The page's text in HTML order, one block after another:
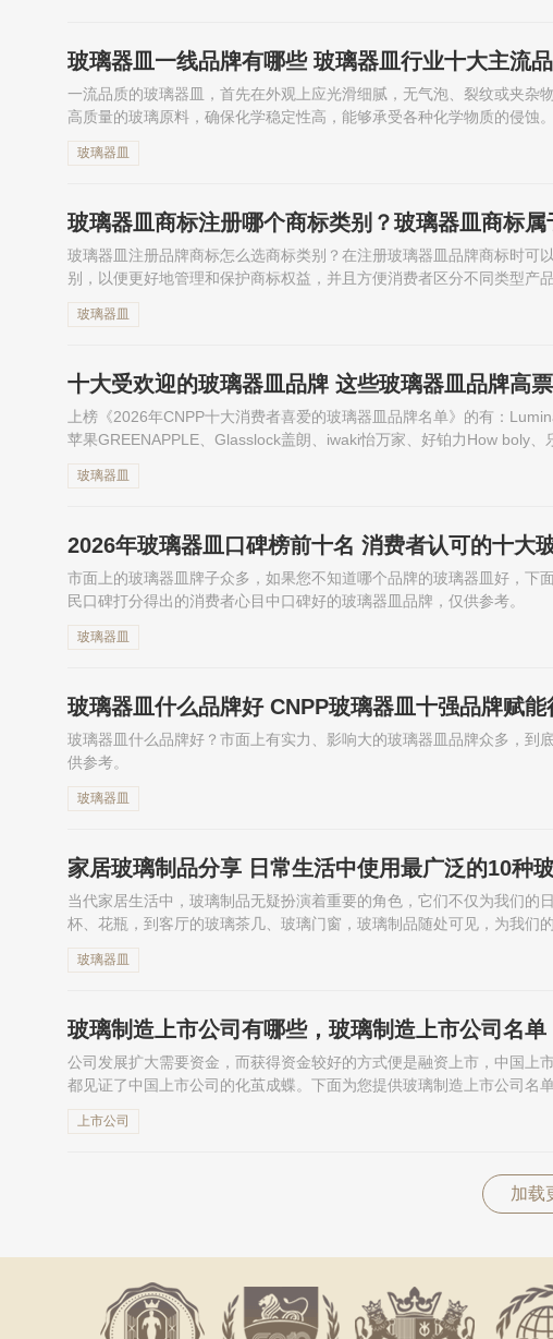
玻璃器皿一线品牌有哪些 玻璃器皿行业十大主流
一流品质的玻璃器皿，首先在外观上应光滑细腻，无气泡、裂纹或夹
高质量的玻璃原料，确保化学稳定性高，能够承受各种化学物质的侵
玻璃器皿
玻璃器皿商标注册哪个商标类别？玻璃器皿商标属
玻璃器皿注册品牌商标怎么选商标类别？在注册玻璃器皿品牌商标时
别，以便更好地管理和保护商标权益，并且方便消费者区分不同类型产
玻璃器皿
十大受欢迎的玻璃器皿品牌 这些玻璃器皿品牌高
上榜《2026年CNPP十大消费者喜爱的玻璃器皿品牌名单》的有：
苹果GREENAPPLE、Glasslock盖朗、iwaki怡万家、好铂力How boly、
玻璃器皿
2026年玻璃器皿口碑榜前十名 消费者认可的十大
市面上的玻璃器皿牌子众多，如果您不知道哪个品牌的玻璃器皿好，
民口碑打分得出的消费者心目中口碑好的玻璃器皿品牌，仅供参考。
玻璃器皿
玻璃器皿什么品牌好 CNPP玻璃器皿十强品牌赋
玻璃器皿什么品牌好？市面上有实力、影响大的玻璃器皿品牌众多，
供参考。
玻璃器皿
家居玻璃制品分享 日常生活中使用最广泛的10种
当代家居生活中，玻璃制品无疑扮演着重要的角色，它们不仅为我们
杯、花瓶，到客厅的玻璃茶几、玻璃门窗，玻璃制品随处可见，为我们
玻璃器皿
玻璃制造上市公司有哪些，玻璃制造上市公司名单
公司发展扩大需要资金，而获得资金较好的方式便是融资上市，中国上
都见证了中国上市公司的化茧成蝶。下面为您提供玻璃制造上市公司名
上市公司
加载